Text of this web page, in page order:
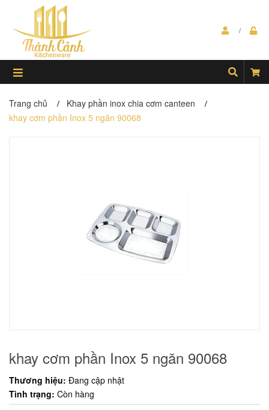
Trang chủ / Khay phần inox chia cơm canteen /
khay cơm phần Inox 5 ngăn 90068
khay cơm phần Inox 5 ngăn 90068
Thương hiệu: Đang cập nhật
Tình trạng: Còn hàng